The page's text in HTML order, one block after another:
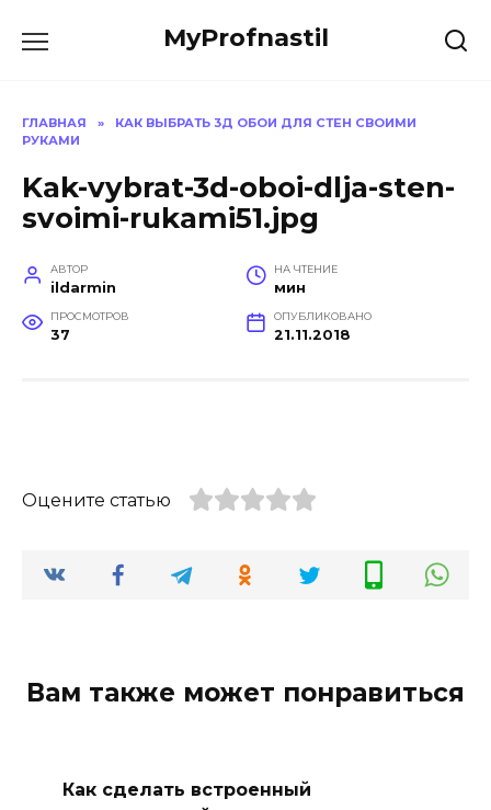
MyProfnastil
ГЛАВНАЯ »
КАК ВЫБРАТЬ 3Д ОБОИ ДЛЯ СТЕН СВОИМИ
РУКАМИ
Kak-vybrat-3d-oboi-dlja-sten-
svoimi-rukami51.jpg
АВТОР
ildarmin
НА ЧТЕНИЕ
мин
ПРОСМОТРОВ
37
ОПУБЛИКОВАНО
21.11.2018
Оцените статью
Вам также может понравиться
Как сделать встроенный